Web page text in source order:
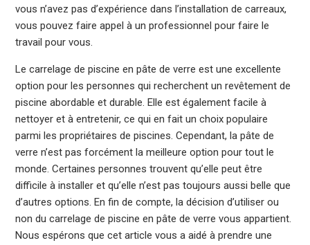
vous n’avez pas d’expérience dans l’installation de carreaux,
vous pouvez faire appel à un professionnel pour faire le
travail pour vous.
Le carrelage de piscine en pâte de verre est une excellente
option pour les personnes qui recherchent un revêtement de
piscine abordable et durable. Elle est également facile à
nettoyer et à entretenir, ce qui en fait un choix populaire
parmi les propriétaires de piscines. Cependant, la pâte de
verre n’est pas forcément la meilleure option pour tout le
monde. Certaines personnes trouvent qu’elle peut être
difficile à installer et qu’elle n’est pas toujours aussi belle que
d’autres options. En fin de compte, la décision d’utiliser ou
non du carrelage de piscine en pâte de verre vous appartient.
Nous espérons que cet article vous a aidé à prendre une